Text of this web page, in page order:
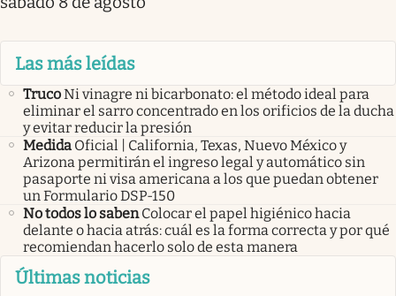
Las más leídas
TrucoNi vinagre ni bicarbonato: el método ideal para
eliminar el sarro concentrado en los orificios de la ducha
y evitar reducir la presión
Medida Oficial | California, Texas, Nuevo México y
Arizona permitirán el ingreso legal y automático sin
pasaporte ni visa americana a los que puedan obtener
un Formulario DSP-150
No todos lo saben Colocar el papel higiénico hacia
delante o hacia atrás: cuál es la forma correcta y por qué
recomiendan hacerlo solo de esta manera
Últimas noticias